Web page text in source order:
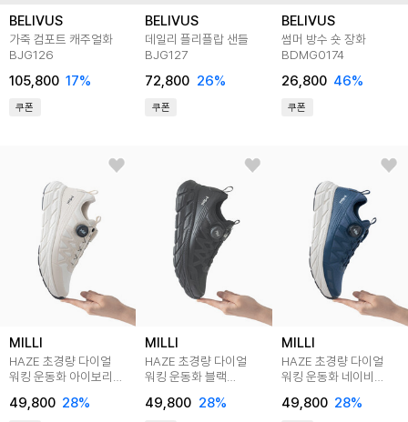
BELIVUS
가죽 컴포트 캐주얼화
BJG126
105,800 17%
쿠폰
BELIVUS
데일리 플리플랍 샌들
BJG127
72,800 26%
쿠폰
BELIVUS
썸머 방수 숏 장화
BDMG0174
26,800 46%
쿠폰
MILLI
HAZE 초경량 다이얼
워킹 운동화 아이보리
49,800 28%
MILLI
HAZE 초경량 다이얼
워킹 운동화 블랙
49,800 28%
MILLI
HAZE 초경량 다이얼
워킹 운동화 네이비
49,800 28%